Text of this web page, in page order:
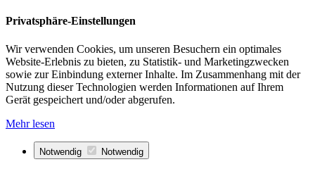
Privatsphäre-Einstellungen
Wir verwenden Cookies, um unseren Besuchern ein optimales
Website-Erlebnis zu bieten, zu Statistik- und Marketingzwecken
sowie zur Einbindung externer Inhalte. Im Zusammenhang mit der
Nutzung dieser Technologien werden Informationen auf Ihrem
Gerät gespeichert und/oder abgerufen.
Mehr lesen
Notwendig Notwendig